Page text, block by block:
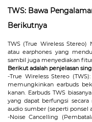
TWS: Bawa
Berikutnya
TWS (True Wireless
atau earphones yang
sambil juga menyediakan
Berikut adalah penjelasan
-True Wireless Stereo
memungkinkan earbuds
kanan. Earbuds TWS
yang dapat berfungsi
audio sumber (seperti ponsel
-Noise Cancelling